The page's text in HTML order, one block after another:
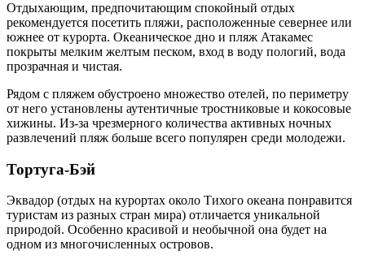
Отдыхающим, предпочитающим спокойный отдых
рекомендуется посетить пляжи, расположенные севернее или
южнее от курорта. Океаническое дно и пляж Атакамес
покрыты мелким желтым песком, вход в воду пологий, вода
прозрачная и чистая.
Рядом с пляжем обустроено множество отелей, по периметру
от него установлены аутентичные тростниковые и кокосовые
хижины. Из-за чрезмерного количества активных ночных
развлечений пляж больше всего популярен среди молодежи.
Тортуга-Бэй
Эквадор (отдых на курортах около Тихого океана понравится
туристам из разных стран мира) отличается уникальной
природой. Особенно красивой и необычной она будет на
одном из многочисленных островов.